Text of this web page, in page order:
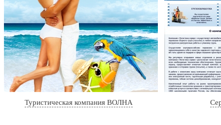
Туристическая компания ВОЛНА